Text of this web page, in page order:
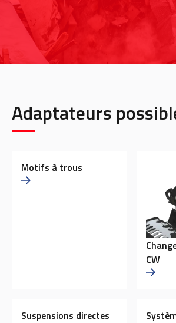
Adaptateurs
Motifs à trous
CW
Suspensions directes